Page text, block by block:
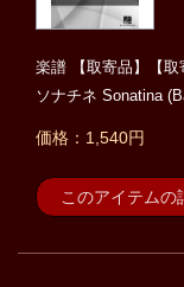
楽譜 【取寄品】【
ソナチネ Sonatina
価格：1,540円
このアイテムの